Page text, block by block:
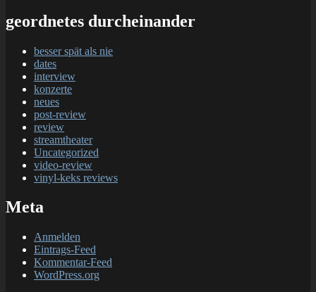
geordnetes durcheinander
besser spät als nie
dates
interview
konzerte
neues
post-review
review
streamtheater
Uncategorized
video-review
vinyl-keks reviews
Meta
Anmelden
Eintrags-Feed
Kommentar-Feed
WordPress.org